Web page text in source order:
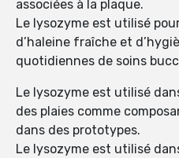
associées à la plaque.
Le lysozyme est utilisé
d’haleine fraîche et
quotidiennes de soins
Le lysozyme est utilisé
des plaies comme
dans des prototypes.
Le lysozyme est utilisé